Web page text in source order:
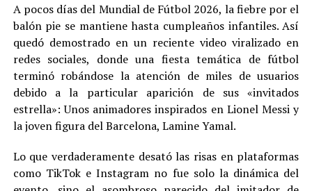
A pocos días del Mundial de Fútbol 2026, la fiebre por el
balón pie se mantiene hasta cumpleaños infantiles. Así
quedó demostrado en un reciente video viralizado en
redes sociales, donde una fiesta temática de fútbol
terminó robándose la atención de miles de usuarios
debido a la particular aparición de sus «invitados
estrella»: Unos animadores inspirados en Lionel Messi y
la joven figura del Barcelona, Lamine Yamal.
Lo que verdaderamente desató las risas en plataformas
como TikTok e Instagram no fue solo la dinámica del